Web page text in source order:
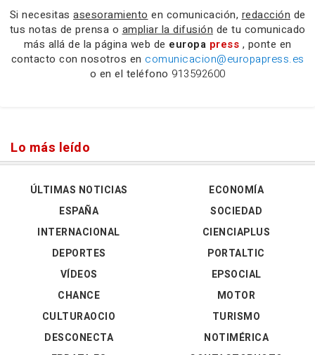
Si necesitas asesoramiento en comunicación, redacción de
tus notas de prensa o ampliar la difusión de tu comunicado
más allá de la página web de europa press , ponte en
contacto con nosotros en comunicacion@europapress.es
o en el teléfono 913592600
Lo más leído
ÚLTIMAS NOTICIAS
ESPAÑA
INTERNACIONAL
DEPORTES
VÍDEOS
ECONOMÍA
SOCIEDAD
CIENCIAPLUS
PORTALTIC
EPSOCIAL
CHANCE
CULTURAOCIO
DESCONECTA
MOTOR
TURISMO
NOTIMÉRICA